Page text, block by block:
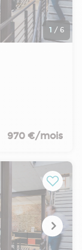
1 / 6
activités /
970 €/mois